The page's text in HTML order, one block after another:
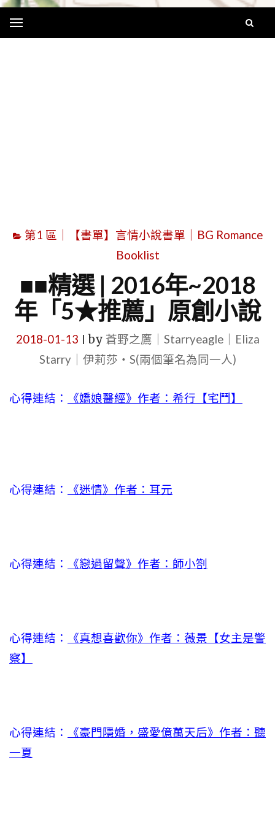
第1 區｜【書單】言情小說書單｜BG Romance
Booklist
■■精選 | 2016年~2018
年「5★推薦」原創小說
2018-01-13 by 蒼野之鷹｜Starryeagle｜Eliza
Starry｜伊莉莎・S(兩個筆名為同一人)
心得連結： 《嬌娘醫經》作者：希行【宅鬥】
心得連結： 《迷情》作者：耳元
心得連結： 《戀過留聲》作者：師小劄
心得連結：
《真想喜歡你》作者：薇景【女主是警
察】
心得連結：
《豪門隱婚，盛愛億萬天后》作者：聽
一夏